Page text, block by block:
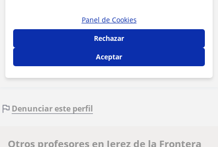
Al hacer clic, aceptas nuestroaviso legaly deprivacidad
Denunciar este perfil
Otros profesores en Jerez de la Frontera
Panel de Cookies
Rechazar
Aceptar